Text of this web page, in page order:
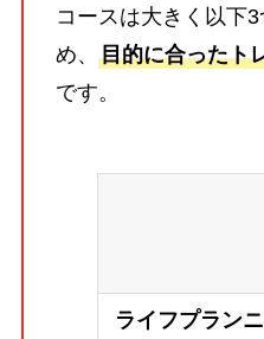
コースは大きく以下
め、 目的に合ったト
です。
ライフプラン